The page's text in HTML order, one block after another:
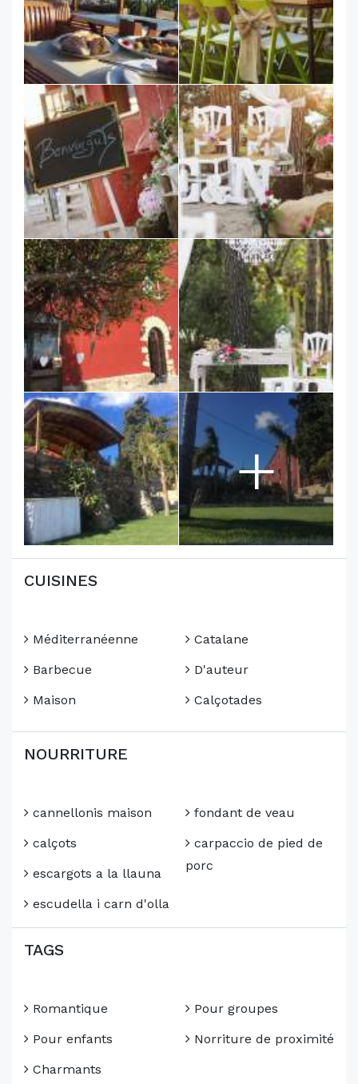
+
CUISINES
Méditerranéenne
Barbecue
Maison
Catalane
D'auteur
Calçotades
NOURRITURE
cannellonis maison
calçots
escargots a la llauna
escudella i carn d'olla
fondant de veau
carpaccio de pied de
porc
TAGS
Romantique
Pour enfants
Charmants
Pour groupes
Norriture de proximité